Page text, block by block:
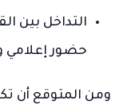
التداخل بين
حضور إعلامي
ومن المتوقع أن